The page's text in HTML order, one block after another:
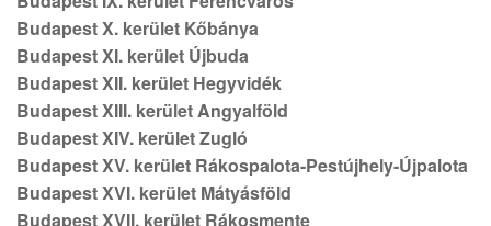
Budapest X. kerület Kőbánya
Budapest XI. kerület Újbuda
Budapest XII. kerület Hegyvidék
Budapest XIII. kerület Angyalföld
Budapest XIV. kerület Zugló
Budapest XV. kerület Rákospalota-Pestújhely-Újpalota
Budapest XVI. kerület Mátyásföld
Budapest XVII. kerület Rákosmente